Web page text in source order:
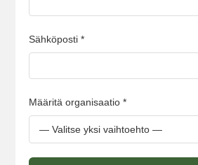
Sähköposti *
Määritä organisaatio *